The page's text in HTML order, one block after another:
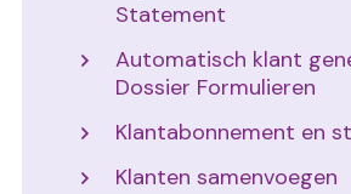
Statement
Automatisch klant
Dossier Formulieren
Klantabonnement en
Klanten samenvoegen